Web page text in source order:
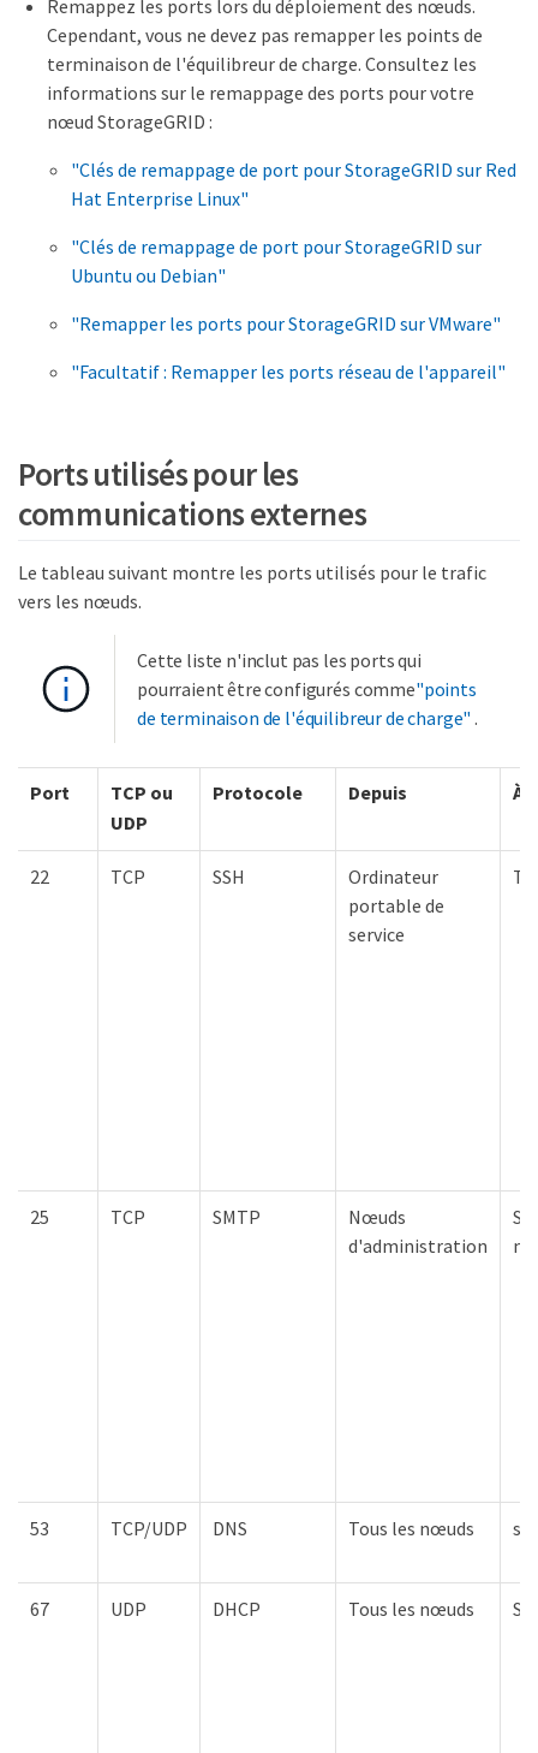
Remappez les ports lors du déploiement des nœuds.
Cependant, vous ne devez pas remapper les points de
terminaison de l'équilibreur de charge. Consultez les
informations sur le remappage des ports pour votre
nœud StorageGRID :
"Clés de remappage de port pour StorageGRID sur Red
Hat Enterprise Linux"
"Clés de remappage de port pour StorageGRID sur
Ubuntu ou Debian"
"Remapper les ports pour StorageGRID sur VMware"
"Facultatif : Remapper les ports réseau de l'appareil"
Ports utilisés pour les
communications externes
Le tableau suivant montre les ports utilisés pour le trafic
vers les nœuds.
Cette liste n'inclut pas les ports qui
pourraient être configurés comme"points
de terminaison de l'équilibreur de charge" .
Port
TCP ou
UDP
Protocole Depuis À
22 TCP SSH
Ordinateur
portable de
service
25 TCP SMTP
Nœuds
d'administration
53 TCP/UDP DNS Tous les nœuds
67 UDP DHCP Tous les nœuds